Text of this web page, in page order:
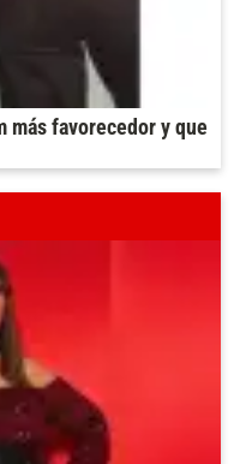
más favorecedor y que